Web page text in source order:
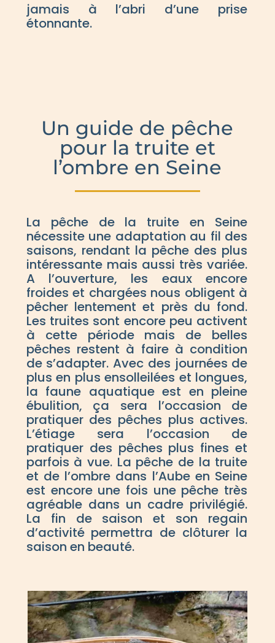
jamais à l’abri d’une prise
étonnante.
Un guide de pêche
pour la truite et
l’ombre en Seine
La pêche de la truite en Seine
nécessite une adaptation au fil des
saisons, rendant la pêche des plus
intéressante mais aussi très variée.
A l’ouverture, les eaux encore
froides et chargées nous obligent à
pêcher lentement et près du fond.
Les truites sont encore peu activent
à cette période mais de belles
pêches restent à faire à condition
de s’adapter. Avec des journées de
plus en plus ensolleilées et longues,
la faune aquatique est en pleine
ébulition, ça sera l’occasion de
pratiquer des pêches plus actives.
L’étiage sera l’occasion de
pratiquer des pêches plus fines et
parfois à vue. La pêche de la truite
et de l’ombre dans l’Aube en Seine
est encore une fois une pêche très
agréable dans un cadre privilégié.
La fin de saison et son regain
d’activité permettra de clôturer la
saison en beauté.